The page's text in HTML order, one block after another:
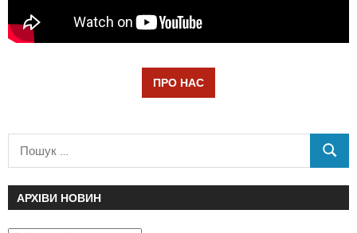
ПРО НАС
АРХІВИ НОВИН